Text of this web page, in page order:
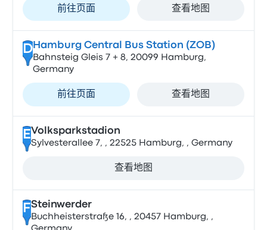
前往页面 查看地图
DHamburg Central Bus Station (ZOB)
Bahnsteig Gleis 7 + 8, 20099 Hamburg,
Germany
前往页面 查看地图
EVolksparkstadion
Sylvesterallee 7, , 22525 Hamburg, , Germany
查看地图
FSteinwerder
Buchheisterstraße 16, , 20457 Hamburg, ,